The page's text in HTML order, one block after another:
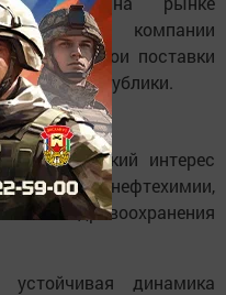
и компании
свои поставки
республики.
высокий интерес
нефтехимии,
здравоохранения
динамика